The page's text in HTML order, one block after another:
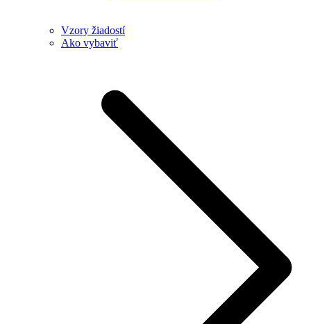
Vzory žiadostí
Ako vybaviť